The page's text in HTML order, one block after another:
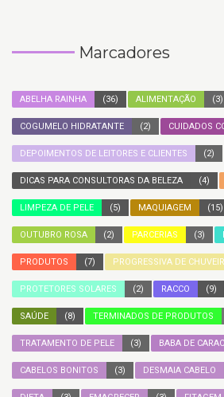
Marcadores
ABELHA RAINHA (36) ALIMENTAÇÃO (3)
COGUMELO HIDRATANTE (2) CUIDADOS
DEPOIMENTOS DE LEITORES E CLIENTES (2)
DICAS PARA CONSULTORAS DA BELEZA (4)
LIMPEZA DE PELE (5) MAQUIAGEM (15)
OUTUBRO ROSA (2) PARCERIAS (3)
PRODUTOS (7) PROGRESSIVA DE
PROTETORES SOLARES (2) RACCO (9)
SAÚDE (8) TERMINADOS DE PRODUTOS
TRATAMENTO DE PELE (3) BABA DE
CABELOS BONITOS (3) DESMAIA CABELO